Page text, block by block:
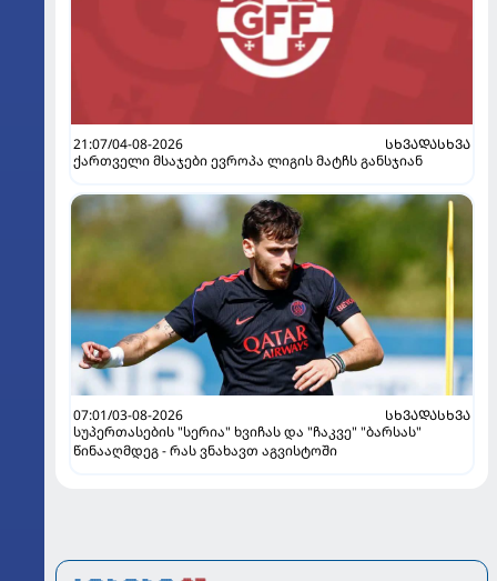
21:07/04-08-2026
ᲡᲮᲕᲐᲓᲐᲡᲮᲕᲐ
ქართველი მსაჯები ევროპა ლიგის მატჩს განსჯიან
07:01/03-08-2026
ᲡᲮᲕᲐᲓᲐᲡᲮᲕᲐ
სუპერთასების "სერია" ხვიჩას და "ჩაკვე" "ბარსას"
წინააღმდეგ - რას ვნახავთ აგვისტოში